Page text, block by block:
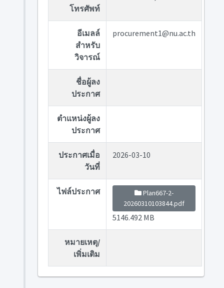
โทรศัพท์
อีเมลล์
สำหรับ
วิจารณ์
procurement1@nu.ac.th
ชื่อผู้ลง
ประกาศ
ตำแหน่งผู้ลง
ประกาศ
ประกาศเมื่อ
วันที่
2026-03-10
ไฟล์ประกาศ
Plan667-2-
20260310103844.pdf
5146.492 MB
หมายเหตุ/
เพิ่มเติม